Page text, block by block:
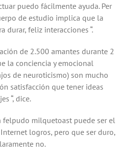
puedo fácilmente ayuda. Per
de estudio implica que la
durar, feliz interacciones “.
de 2.500 amantes durante 2
la conciencia y emocional
de neuroticismo) son mucho
satisfacción que tener ideas
“, dice.
felpudo milquetoast puede ser el
logros, pero que ser duro,
no.